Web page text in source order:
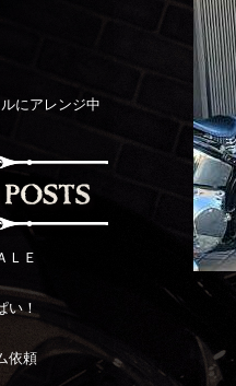
にアレンジ中
ＬＥ
い！
依頼